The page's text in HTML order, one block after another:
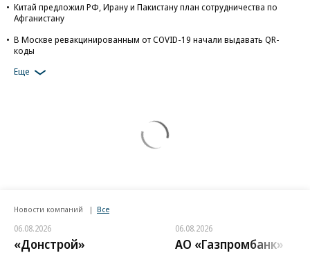
Китай предложил РФ, Ирану и Пакистану план сотрудничества по
Афганистану
В Москве ревакцинированным от COVID-19 начали выдавать QR-
коды
Еще
Новости компаний Все
06.08.2026
«Донстрой»
06.08.2026
АО «Газпромбанк»